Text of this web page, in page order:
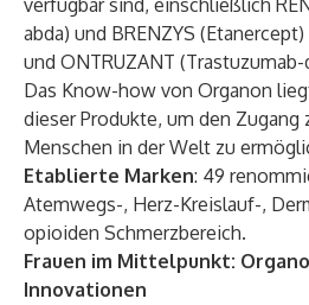
verfügbar sind, einschließlich
abda) und BRENZYS
und ONTRUZANT
Das Know-how von Organon
dieser Produkte, um den Zugang
Menschen in der Welt zu
Etablierte Marken: 49
Atemwegs-, Herz-Kreislauf-,
opioiden Schmerzbereich.
Frauen im Mittelpunkt:
Innovationen